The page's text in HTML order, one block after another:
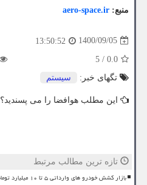
منبع: aero-space.ir
1400/09/05
13:50:52
0.0
/
5
تگهای خبر:
سیستم
این مطلب هوافضا را می پسندید؟
تازه ترین مطالب مرتبط
بازار کشش خودرو های وارداتی ۵ تا ۱۰ میلیارد تومانی را ندارد